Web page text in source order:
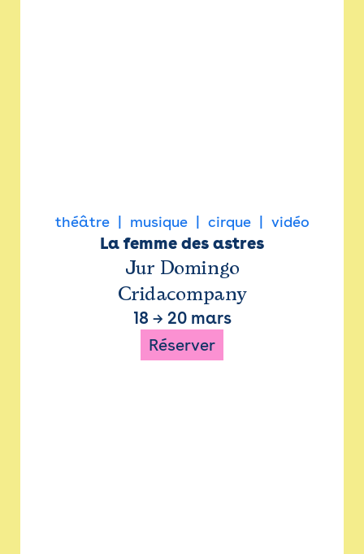
théâtre musique cirque vidéo
La femme des astres
Jur Domingo
Cridacompany
18 → 20 mars
Réserver